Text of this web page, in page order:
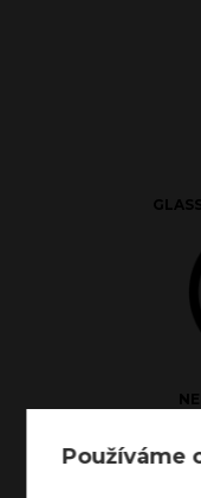
Používáme